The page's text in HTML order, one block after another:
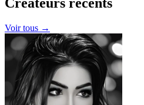
Créateurs récents
Voir tous →